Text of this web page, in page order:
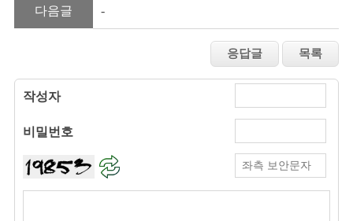
다음글 -
작성자
비밀번호